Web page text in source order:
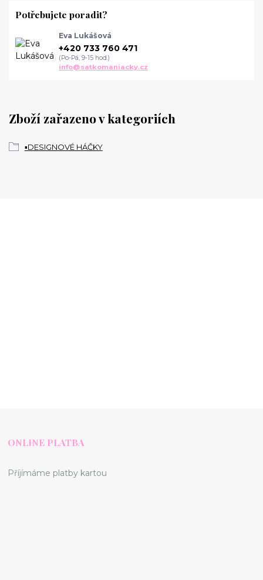
Zboží zařazeno v kategoriích
▪️DESIGNOVÉ HÁČKY
Potřebujete poradit?
Eva Lukášová
+420 733 760 471
(Po-Pá, 9-15 hod.)
info@satkomaniacky.cz
ONLINE PLATBA
Příjímáme platby kartou